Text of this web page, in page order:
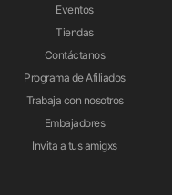
Eventos
Tiendas
Contáctanos
Programa de Afiliados
Trabaja con nosotros
Embajadores
Invita a tus amigxs